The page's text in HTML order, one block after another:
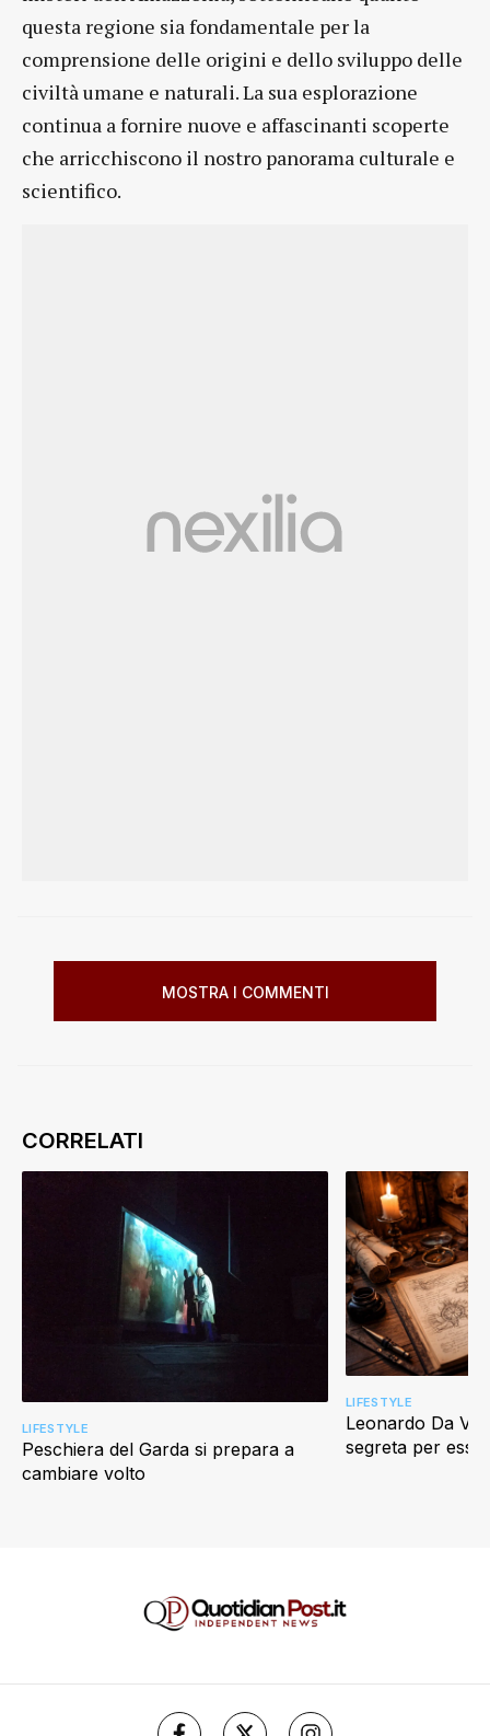
questa regione sia fondamentale per la
comprensione delle origini e dello sviluppo delle
civiltà umane e naturali. La sua esplorazione
continua a fornire nuove e affascinanti scoperte
che arricchiscono il nostro panorama culturale e
scientifico.
MOSTRA I COMMENTI
Peschiera del Garda si prepara a
cambiare volto
LIFESTYLE
Leonardo Da
segreta per
LIFESTYLE